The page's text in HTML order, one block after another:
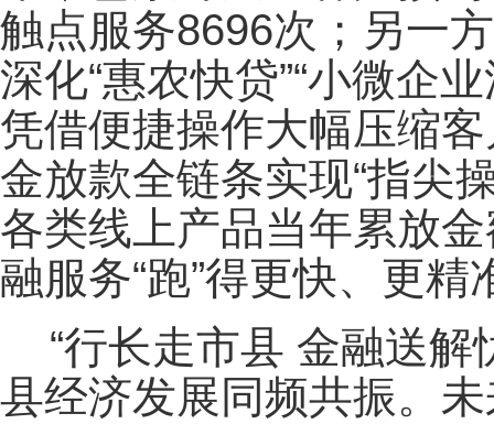
触点服务8696次；另一
深化“惠农快贷”“小微企
凭借便捷操作大幅压缩
金放款全链条实现“指尖
各类线上产品当年累放
融服务“跑”得更快、更精
“行长走市县 金融送
县经济发展同频共振。